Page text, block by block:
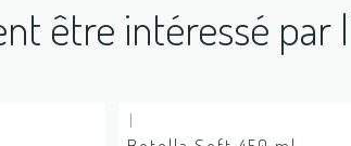
être intéressé par
|